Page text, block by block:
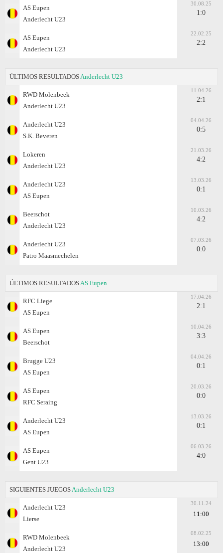
AS Eupen
Anderlecht U23
30.08.25
1:0
AS Eupen
Anderlecht U23
22.02.25
2:2
ÚLTIMOS RESULTADOS Anderlecht U23
RWD Molenbeek
Anderlecht U23
11.04.26
2:1
Anderlecht U23
S.K. Beveren
04.04.26
0:5
Lokeren
Anderlecht U23
21.03.26
4:2
Anderlecht U23
AS Eupen
13.03.26
0:1
Beerschot
Anderlecht U23
10.03.26
4:2
Anderlecht U23
Patro Maasmechelen
07.03.26
0:0
ÚLTIMOS RESULTADOS AS Eupen
RFC Liege
AS Eupen
17.04.26
2:1
AS Eupen
Beerschot
10.04.26
3:3
Brugge U23
AS Eupen
04.04.26
0:1
AS Eupen
RFC Seraing
20.03.26
0:0
Anderlecht U23
AS Eupen
13.03.26
0:1
AS Eupen
Gent U23
06.03.26
4:0
SIGUIENTES JUEGOS Anderlecht U23
Anderlecht U23
Lierse
30.11.24
11:00
RWD Molenbeek
Anderlecht U23
08.02.25
13:00